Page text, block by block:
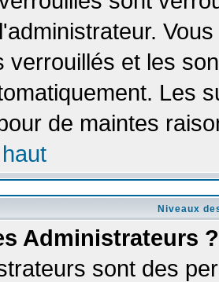
verrouillés et les
Les
de maintes
Niveaux
Administrateurs ?
sont des